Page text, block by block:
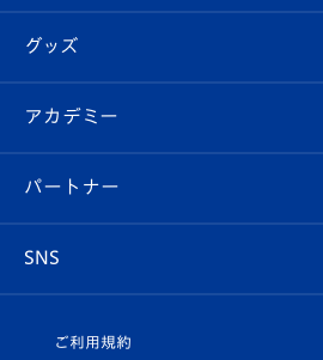
チケット
イベント
メディア
ホームタウン
エンブレム紹介
スタッフプロフィール
マスコット紹介
はじめての観戦ガイド
Revive Team
ヴィヴィくんの長崎おもてなしガイド
フォトギャラリー
スタジアムグルメ
チケット
V-LOVERS（ファンクラブ）
プレイヤーズスイート
グッズ
オンラインショップ
店舗情報
アカデミー
育成からのお知らせ
U-18
パートナー
SNS
ご利用規約